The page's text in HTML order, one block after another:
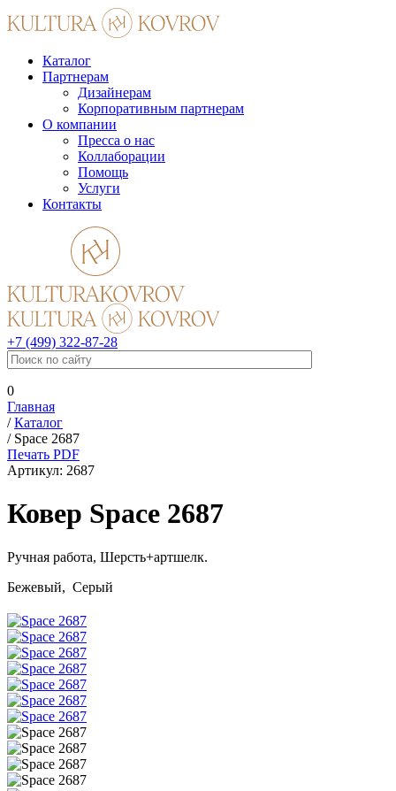
Каталог
Партнерам
Дизайнерам
Корпоративным партнерам
О компании
Пресса о нас
Коллаборации
Помощь
Услуги
Контакты
+7 (499) 322-87-28
0
Главная
/Каталог
/ Space 2687
Печать PDF
Артикул: 2687
Ковер Space 2687
Ручная работа, Шерсть+артшелк.
Бежевый, Серый